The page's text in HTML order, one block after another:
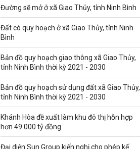
Đường sẽ mở ở xã Giao Thủy, tỉnh Ninh Bình
Đất có quy hoạch ở xã Giao Thủy, tỉnh Ninh
Bình
Bản đồ quy hoạch giao thông xã Giao Thủy,
tỉnh Ninh Bình thời kỳ 2021 - 2030
Bản đồ quy hoạch sử dụng đất xã Giao Thủy,
tỉnh Ninh Bình thời kỳ 2021 - 2030
Khánh Hòa đề xuất làm khu đô thị hỗn hợp
hơn 49.000 tỷ đồng
Đại diện Sun Group kiến nghị cho phép kế